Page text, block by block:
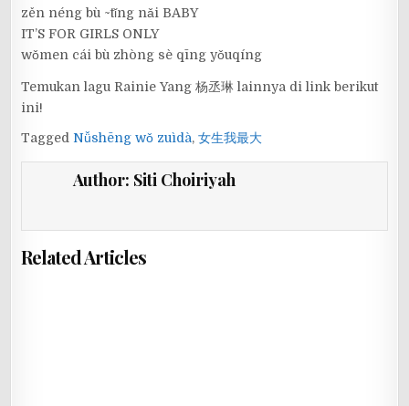
zěn néng bù ~tǐng nǎi BABY
IT’S FOR GIRLS ONLY
wǒmen cái bù zhòng sè qīng yǒuqíng
Temukan lagu Rainie Yang 杨丞琳 lainnya di link berikut
ini!
TaggedNǚshēng wǒ zuìdà,女生我最大
Author: Siti Choiriyah
Related Articles